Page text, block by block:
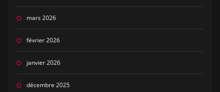
mars 2026
février 2026
janvier 2026
décembre 2025